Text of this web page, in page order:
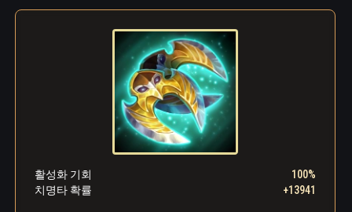
시리라! 지난 세월 동안 너에게 쏟아부었던 노
력이 마침내 결실을 보는구나! 나는 이 육신을
초월해 사상 최강의 마법사로 거듭날 것이다!”
광기가 흘러넘치는 눈으로 말을 끝낸 파루크는
있는 힘껏 검을 내리쳤습니다. 하지만 들려온
것은 제물의 비명이 아닌, 칼날이 돌에 부딪히는
공허한 파열음뿐이었습니다. 왕좌는 비어있었
고, 이스마엘은 어느새 대마법사의 뒤에 서 있었
검을 휘두르려고 했습니다. 하지만 아들의 눈에
서 강렬하게 타오르는 삶의 의지를 보자, 그도
활성화 기회
100%
치명타 확률
+13941